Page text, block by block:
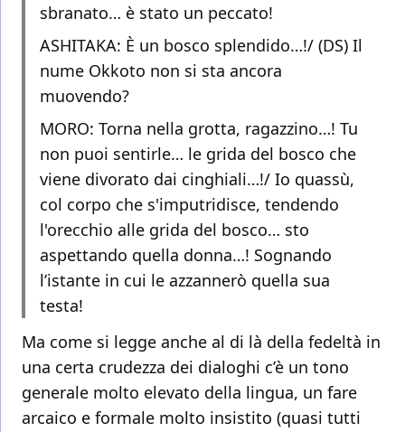
sbranato… è stato un peccato!
ASHITAKA: È un bosco splendido…!/ (DS) Il
nume Okkoto non si sta ancora
muovendo?
MORO: Torna nella grotta, ragazzino…! Tu
non puoi sentirle… le grida del bosco che
viene divorato dai cinghiali…!/ Io quassù,
col corpo che s'imputridisce, tendendo
l'orecchio alle grida del bosco… sto
aspettando quella donna…! Sognando
l’istante in cui le azzannerò quella sua
testa!
Ma come si legge anche al di là della fedeltà in
una certa crudezza dei dialoghi c’è un tono
generale molto elevato della lingua, un fare
arcaico e formale molto insistito (quasi tutti